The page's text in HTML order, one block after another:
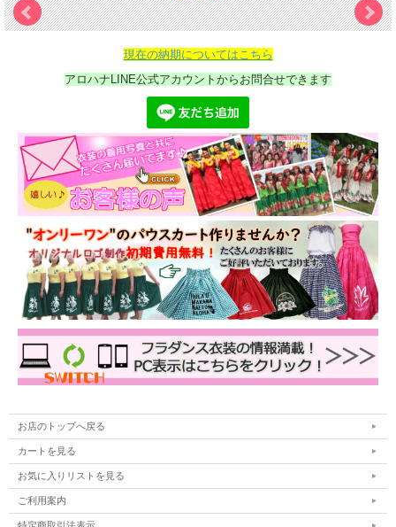
現在の納期についてはこちら
アロハナLINE公式アカウントからお問合せできます
お店のトップへ戻る
カートを見る
お気に入りリストを見る
ご利用案内